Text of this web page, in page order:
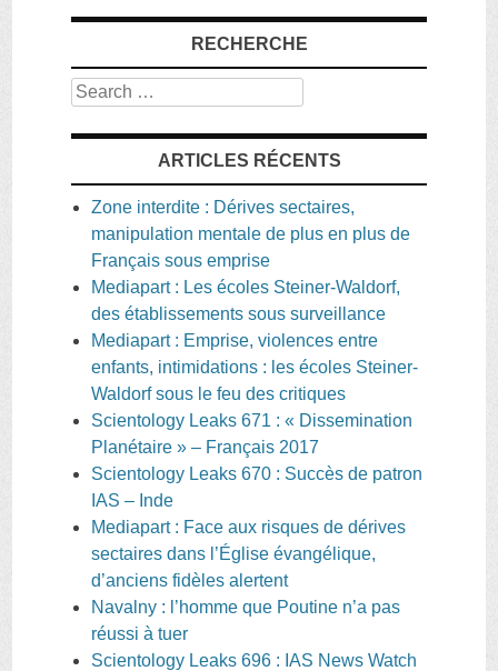
RECHERCHE
Search
ARTICLES RÉCENTS
Zone interdite : Dérives sectaires,
manipulation mentale de plus en plus de
Français sous emprise
Mediapart : Les écoles Steiner-Waldorf,
des établissements sous surveillance
Mediapart : Emprise, violences entre
enfants, intimidations : les écoles Steiner-
Waldorf sous le feu des critiques
Scientology Leaks 671 : « Dissemination
Planétaire » – Français 2017
Scientology Leaks 670 : Succès de patron
IAS – Inde
Mediapart : Face aux risques de dérives
sectaires dans l’Église évangélique,
d’anciens fidèles alertent
Navalny : l’homme que Poutine n’a pas
réussi à tuer
Scientology Leaks 696 : IAS News Watch